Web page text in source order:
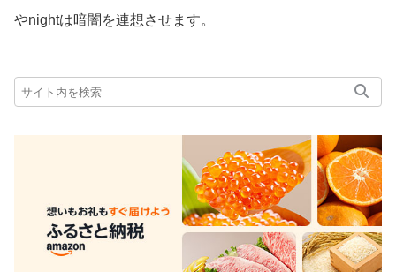
やnightは暗闇を連想させます。